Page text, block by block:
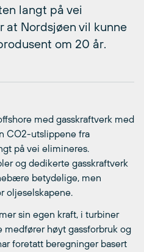
langt på vei
at Nordsjøen vil kunne
om 20 år.
med gasskraftverk med
CO2-utslippene fra
på vei elimineres.
og dedikerte gasskraftverk
betydelige, men
oljeselskapene.
sin egen kraft, i turbiner
medfører høyt gassforbruk og
foretatt beregninger basert